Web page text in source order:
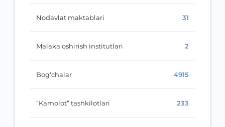
Nodavlat maktablari 31
Malaka oshirish institutlari 2
Bog‘chalar 4915
“Kamolot” tashkilotlari 233